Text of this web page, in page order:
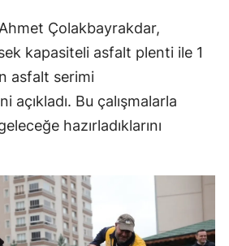
Çolakbayrakdar,
kapasiteli asfalt plenti ile 1
asfalt serimi
açıkladı. Bu çalışmalarla
hazırladıklarını